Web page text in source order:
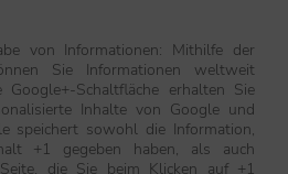
von Informationen: Mithilfe der
Sie Informationen weltweit
Schaltfläche erhalten Sie
Inhalte von Google und
speichert sowohl die Information,
+1 gegeben haben, als auch
die Sie beim Klicken auf +1